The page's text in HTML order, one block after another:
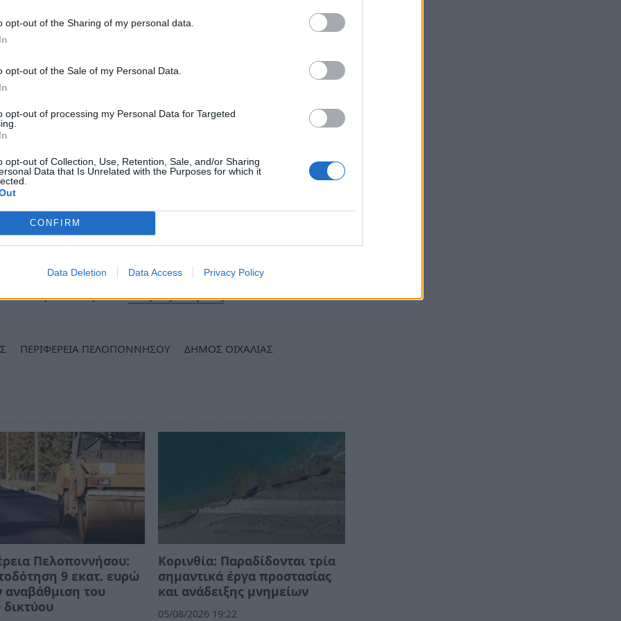
opt-out of the Sharing of my personal data.
opt-out of the Sale of my Personal Data.
opt-out of processing my Personal Data for Targeted
opt-out of Collection, Use, Retention, Sale, and/or Sharing
Data that Is Unrelated with the Purposes for which it
CONFIRM
Data Deletion Data Access Privacy Policy
χώρου
δραστηριοτήτων
σύγχρονος εξοπλισμός
2025 και να ολοκληρωθεί έως τις
Δημήτρη Πτωχού
Οιχαλίας είναι μια πράξη με πολλαπλό
ασφάλεια και την ποιότητα ζωής των παιδιών
ανάπτυξη με κοινωνικό πρόσημο. Η
στις κοινωνικές υποδομές,
ανάπτυξη κάθε τόπου, χωρίς εξαιρέσεις».
και μάθετε πρώτοιόλες τις ειδήσεις
ΠΕΡΙΦΕΡΕΙΑ ΠΕΛΟΠΟΝΝΗΣΟΥ ΔΗΜΟΣ ΟΙΧΑΛΙΑΣ
Πελοποννήσου:
9 εκατ. ευρώ
αναβάθμιση του
δικτύου
Κορινθία: Παραδίδονται τρία
σημαντικά έργα προστασίας
και ανάδειξης μνημείων
05/08/2026 19:22